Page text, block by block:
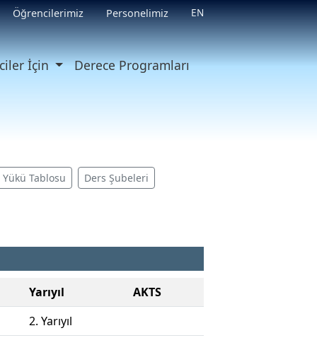
Öğrencilerimiz Personelimiz EN
İçin Derece Programları
Yükü Tablosu Ders Şubeleri
Yarıyıl
AKTS
2. Yarıyıl